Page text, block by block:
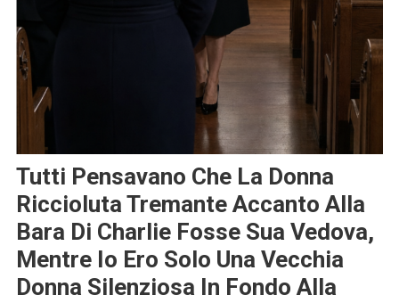
Tutti Pensavano Che La Donna
Riccioluta Tremante Accanto Alla
Bara Di Charlie Fosse Sua Vedova,
Mentre Io Ero Solo Una Vecchia
Donna Silenziosa In Fondo Alla